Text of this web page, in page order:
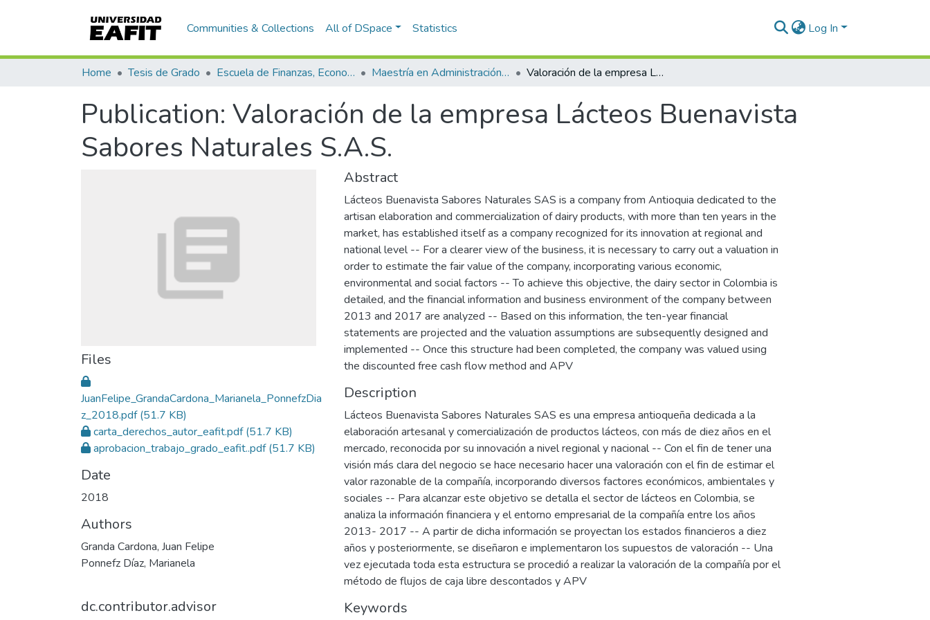
Communities & Collections All of DSpace Statistics Log In
Home Tesis de Grado Escuela de Finanzas, Economía y Gobierno Maestría en Administración Financiera (tesis) Valoración de la empresa Lácteos Buenavista Sabores Naturales S.A.S.
Publication: Valoración de la empresa Lácteos Buenavista
Sabores Naturales S.A.S.
Files
JuanFelipe_GrandaCardona_Marianela_PonnefzDia
z_2018.pdf(51.7 KB)
carta_derechos_autor_eafit.pdf(51.7 KB)
aprobacion_trabajo_grado_eafit..pdf(51.7 KB)
Date
2018
Authors
Granda Cardona, Juan Felipe
Ponnefz Díaz, Marianela
dc.contributor.advisor
Abstract
Lácteos Buenavista Sabores Naturales SAS is a company from Antioquia dedicated to the
artisan elaboration and commercialization of dairy products, with more than ten years in the
market, has established itself as a company recognized for its innovation at regional and
national level -- For a clearer view of the business, it is necessary to carry out a valuation in
order to estimate the fair value of the company, incorporating various economic,
environmental and social factors -- To achieve this objective, the dairy sector in Colombia is
detailed, and the financial information and business environment of the company between
2013 and 2017 are analyzed -- Based on this information, the ten-year financial
statements are projected and the valuation assumptions are subsequently designed and
implemented -- Once this structure had been completed, the company was valued using
the discounted free cash flow method and APV
Description
Lácteos Buenavista Sabores Naturales SAS es una empresa antioqueña dedicada a la
elaboración artesanal y comercialización de productos lácteos, con más de diez años en el
mercado, reconocida por su innovación a nivel regional y nacional -- Con el fin de tener una
visión más clara del negocio se hace necesario hacer una valoración con el fin de estimar el
valor razonable de la compañía, incorporando diversos factores económicos, ambientales y
sociales -- Para alcanzar este objetivo se detalla el sector de lácteos en Colombia, se
analiza la información financiera y el entorno empresarial de la compañía entre los años
2013- 2017 -- A partir de dicha información se proyectan los estados financieros a diez
años y posteriormente, se diseñaron e implementaron los supuestos de valoración -- Una
vez ejecutada toda esta estructura se procedió a realizar la valoración de la compañía por el
método de flujos de caja libre descontados y APV
Keywords